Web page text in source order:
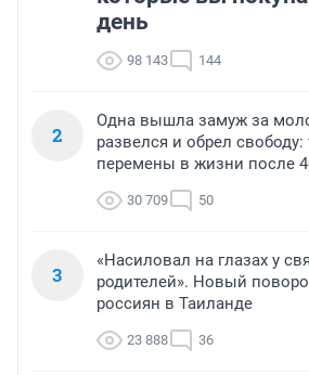
день
98 143 144
2
Одна вышла замуж за
развелся и обрел
перемены в жизни после
30 709 50
3
«Насиловал на глазах у
родителей». Новый
россиян в Таиланде
23 888 36